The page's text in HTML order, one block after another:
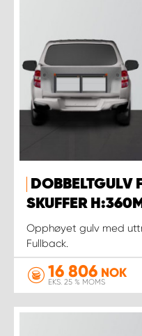
DOBBELTGULV
SKUFFER
Opphøyet gulv med
Fullback.
16 806 NOK
EKS. 25 % MOMS